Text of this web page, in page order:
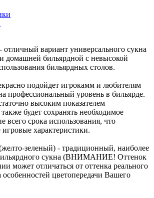
вариант универсального сукна
домашней бильярдной с невысокой
бильярдных столов.
подойдет игрокамм и любителям
профессиональный уровень в бильярде.
высоким показателем
будет сохранять необходимое
всего срока использования, что
характеристики.
зеленый) - традиционный, наиболее
сукна (ВНИМАНИЕ! Оттенок
может отличаться от оттенка реального
особенностей цветопередачи Вашего